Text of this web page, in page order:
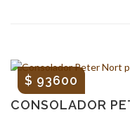
CONSOLADOR
$ 93600